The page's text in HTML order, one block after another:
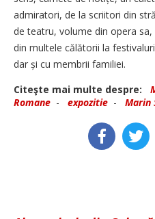
admiratori, de la scriitori din
de teatru, volume din opera
din multele călătorii la
dar și cu membrii familiei.
Citeşte mai multe despre:
Romane - expozitie - Marin